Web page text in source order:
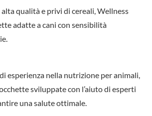
qualità e privi di cereali, Wellness
adatte a cani con sensibilità
esperienza nella nutrizione per animali,
sviluppate con l’aiuto di esperti
una salute ottimale.